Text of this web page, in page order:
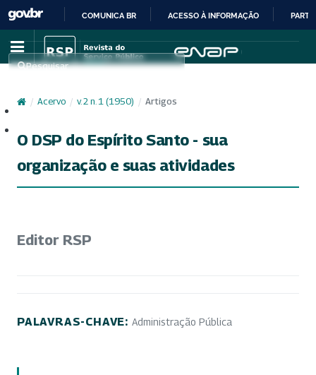
IR
PARA
CONTEÚDO
COMUNICA BR ACESSO À INFORMAÇÃO
Pesquisar
/ Acervo / v. 2 n. 1 (1950) / Artigos
O DSP do Espírito Santo - sua
organização e suas atividades
Editor RSP
PALAVRAS-CHAVE: Administração Pública